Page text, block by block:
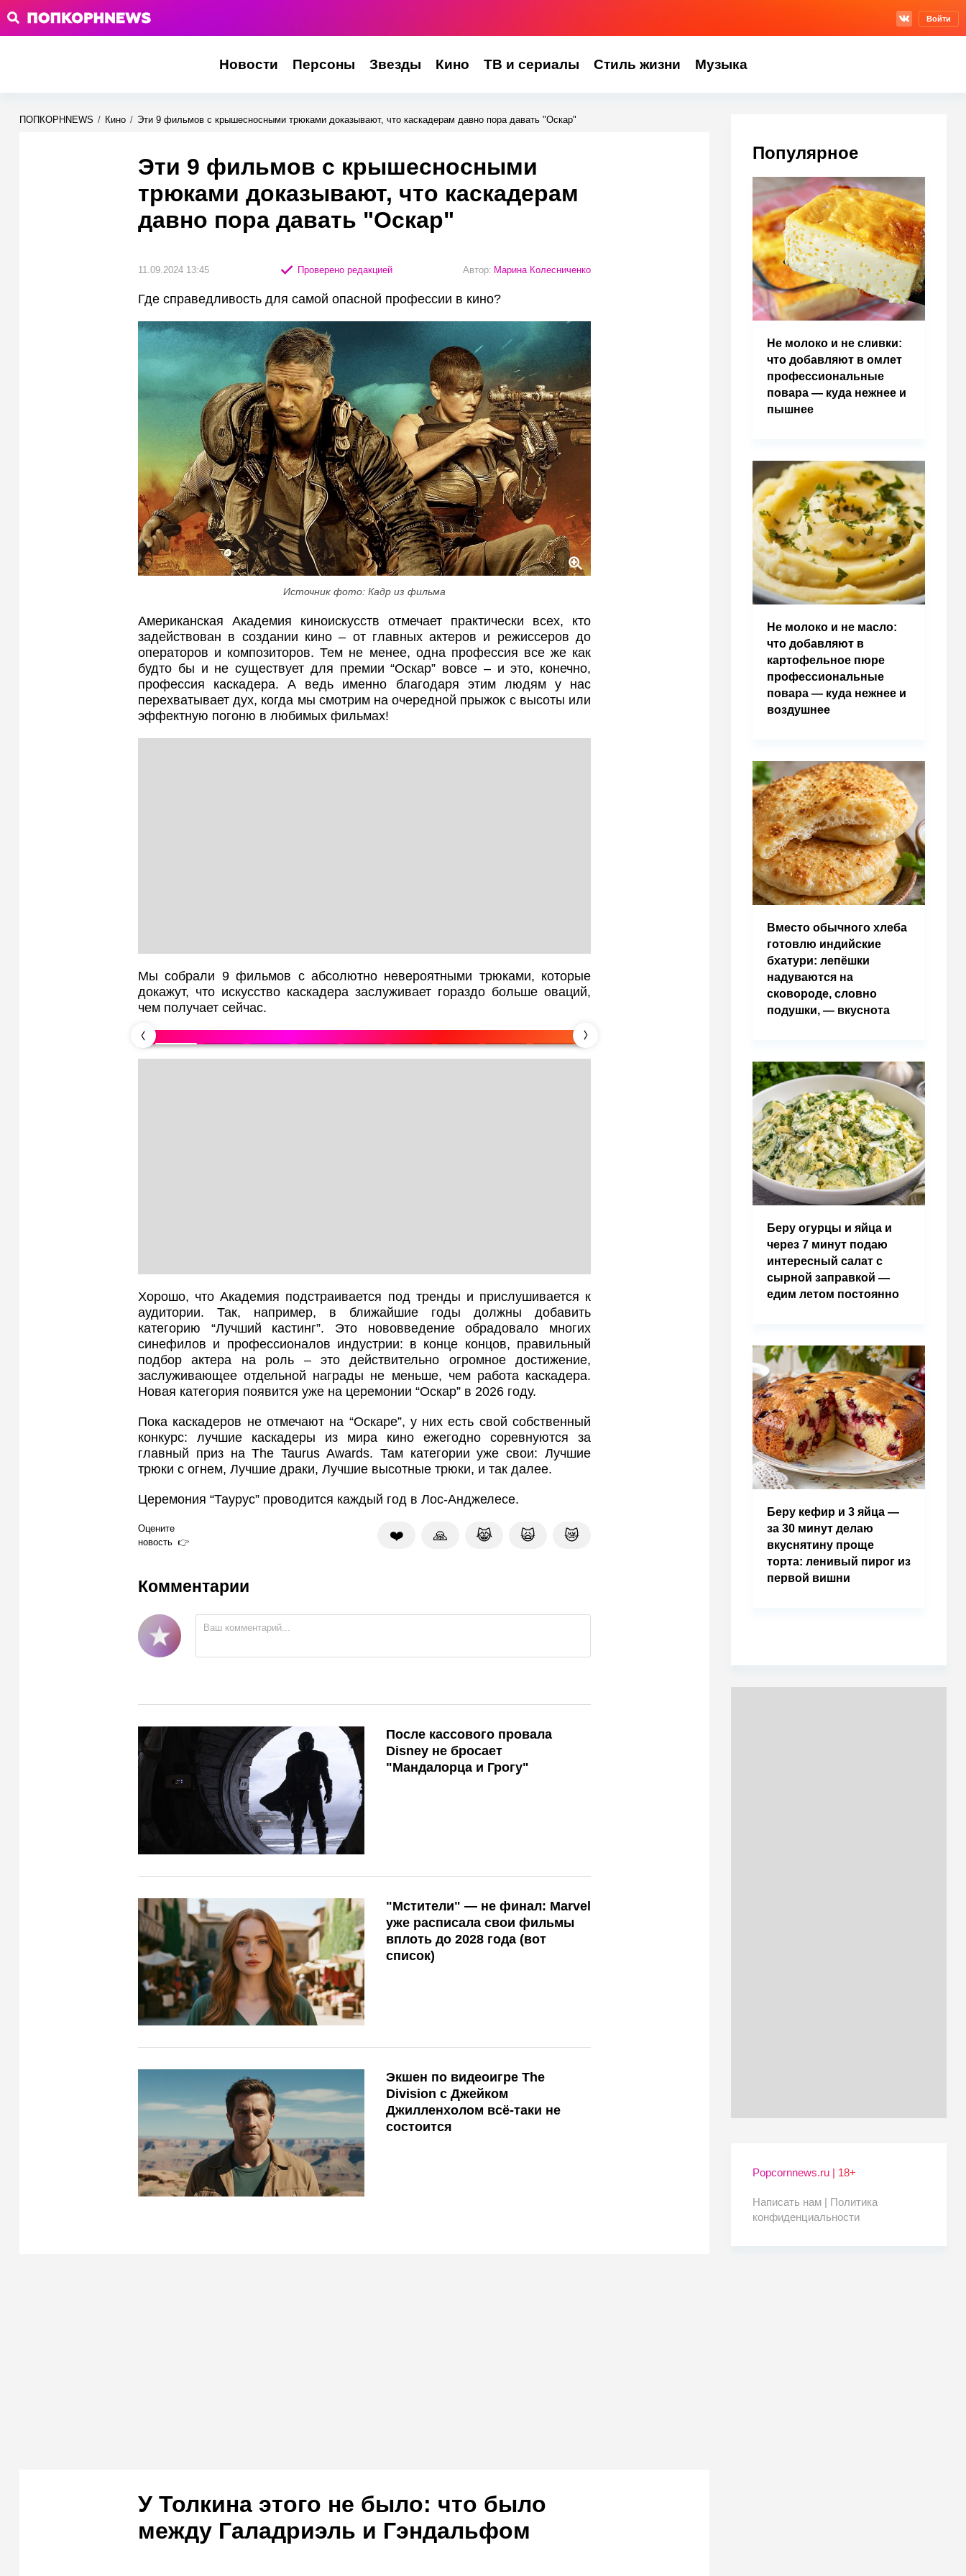
Войти
Новости Персоны Звезды Кино ТВ и сериалы Стиль жизни Музыка
ПОПКОРНNEWS / Кино / Эти 9 фильмов с крышесносными трюками доказывают, что каскадерам давно пора давать "Оскар"
Эти 9 фильмов с крышесносными
трюками доказывают, что каскадерам
давно пора давать "Оскар"
11.09.2024 13:45 Проверено редакцией Автор: Марина Колесниченко
Где справедливость для самой опасной профессии в кино?
Источник фото: Кадр из фильма
Американская Академия киноискусств отмечает практически всех, кто
задействован в создании кино – от главных актеров и режиссеров до
операторов и композиторов. Тем не менее, одна профессия все же как
будто бы и не существует для премии “Оскар” вовсе – и это, конечно,
профессия каскадера. А ведь именно благодаря этим людям у нас
перехватывает дух, когда мы смотрим на очередной прыжок с высоты или
эффектную погоню в любимых фильмах!
Мы собрали 9 фильмов с абсолютно невероятными трюками, которые
докажут, что искусство каскадера заслуживает гораздо больше оваций,
чем получает сейчас.
Хорошо, что Академия подстраивается под тренды и прислушивается к
аудитории. Так, например, в ближайшие годы должны добавить
категорию “Лучший кастинг”. Это нововведение обрадовало многих
синефилов и профессионалов индустрии: в конце концов, правильный
подбор актера на роль – это действительно огромное достижение,
заслуживающее отдельной награды не меньше, чем работа каскадера.
Новая категория появится уже на церемонии “Оскар” в 2026 году.
Пока каскадеров не отмечают на “Оскаре”, у них есть свой собственный
конкурс: лучшие каскадеры из мира кино ежегодно соревнуются за
главный приз на The Taurus Awards. Там категории уже свои: Лучшие
трюки с огнем, Лучшие драки, Лучшие высотные трюки, и так далее.
Церемония “Таурус” проводится каждый год в Лос-Анджелесе.
Оцените
новость
❤️ 🙏 😹 🙀 😿
Комментарии
После кассового провала
Disney не бросает
"Мандалорца и Грогу"
"Мстители" — не финал: Marvel
уже расписала свои фильмы
вплоть до 2028 года (вот
список)
Экшен по видеоигре The
Division с Джейком
Джилленхолом всё-таки не
состоится
У Толкина этого не было: что было
между Галадриэль и Гэндальфом
Популярное
Не молоко и не сливки:
что добавляют в омлет
профессиональные
повара — куда нежнее и
пышнее
Не молоко и не масло:
что добавляют в
картофельное пюре
профессиональные
повара — куда нежнее и
воздушнее
Вместо обычного хлеба
готовлю индийские
бхатури: лепёшки
надуваются на
сковороде, словно
подушки, — вкуснота
Беру огурцы и яйца и
через 7 минут подаю
интересный салат с
сырной заправкой —
едим летом постоянно
Беру кефир и 3 яйца —
за 30 минут делаю
вкуснятину проще
торта: ленивый пирог из
первой вишни
Popcornnews.ru | 18+
Написать нам | Политика
конфиденциальности